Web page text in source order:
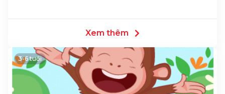
Xem thêm
3-6 tuổi